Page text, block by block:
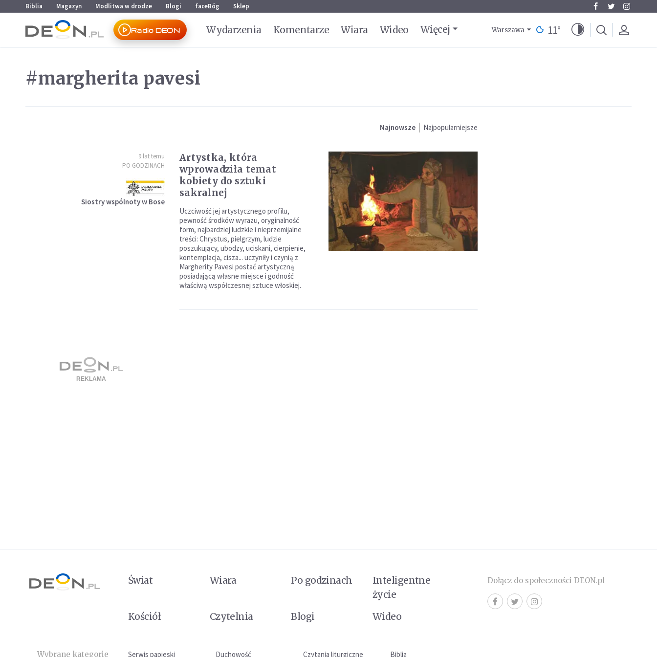
Przejdź do menu głównego
Przejdź do treści
Biblia Magazyn Modlitwa w drodze Blogi faceBóg Sklep
Radio DEON Wydarzenia Komentarze Wiara Wideo Więcej Warszawa 11°
#margherita pavesi
Najnowsze Najpopularniejsze
9 lat temu
PO GODZINACH
Siostry wspólnoty w Bose
Artystka, która
wprowadziła temat
kobiety do sztuki
sakralnej
Uczciwość jej artystycznego profilu,
pewność środków wyrazu, oryginalność
form, najbardziej ludzkie i nieprzemijalne
treści: Chrystus, pielgrzym, ludzie
poszukujący, ubodzy, uciskani, cierpienie,
kontemplacja, cisza... uczyniły i czynią z
Margherity Pavesi postać artystyczną
posiadającą własne miejsce i godność
właściwą współczesnej sztuce włoskiej.
Świat Wiara Po godzinach
Inteligentne
życie
Kościół
Czytelnia Blogi Wideo
Wybrane kategorie Serwis papieski Duchowość Czytania liturgiczne Biblia
Dołącz do społeczności DEON.pl